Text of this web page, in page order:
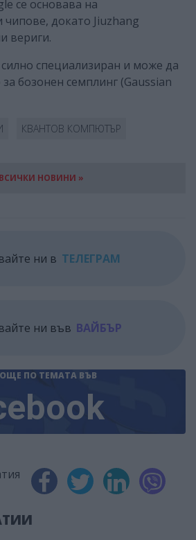
се основава на
докато Jiuzhang
вериги.
силно специализиран и може да
бозонен семплинг (Gaussian
КВАНТОВ КОМПЮТЪР
ВСИЧКИ НОВИНИ »
ни в ТЕЛЕГРАМ
ни във ВАЙБЪР
ОЩЕ ПО ТЕМАТА ВЪВ